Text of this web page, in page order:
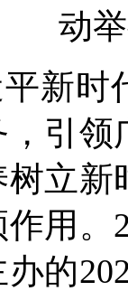
动
新时
引
立
用。
的